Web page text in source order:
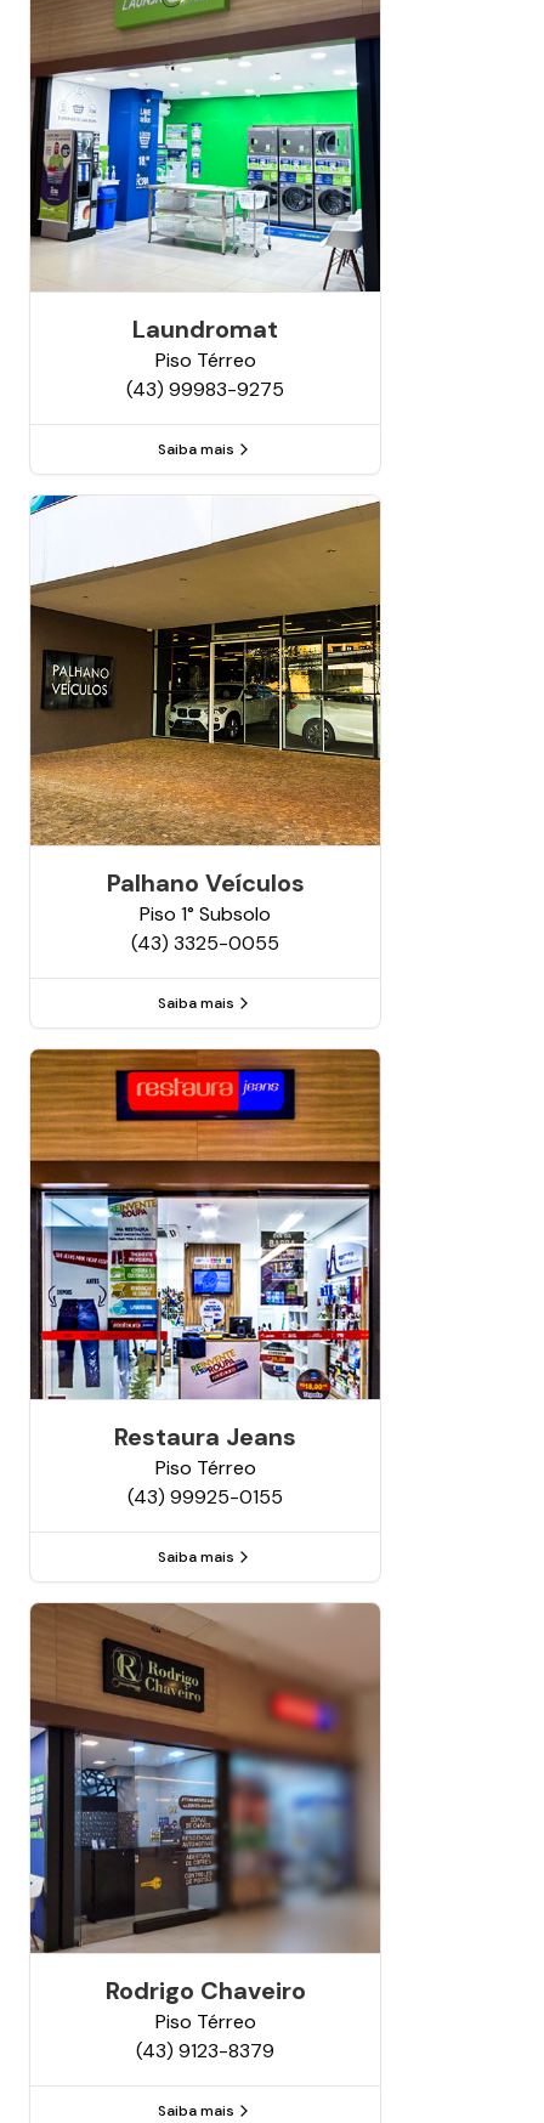
Laundromat
Piso Térreo
(43) 99983-9275
Saiba mais
Palhano Veículos
Piso 1° Subsolo
(43) 3325-0055
Saiba mais
Restaura Jeans
Piso Térreo
(43) 99925-0155
Saiba mais
Rodrigo Chaveiro
Piso Térreo
(43) 9123-8379
Saiba mais